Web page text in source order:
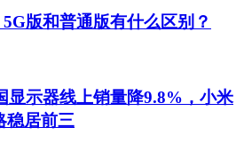
版和普通版有什么区别？
显示器线上销量降9.8%，小米
稳居前三